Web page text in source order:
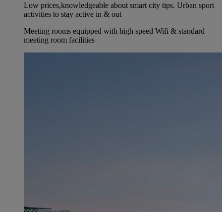
Low prices,knowledgeable about smart city tips. Urban sport
activities to stay active in & out
Meeting rooms equipped with high speed Wifi & standard
meeting room facilities